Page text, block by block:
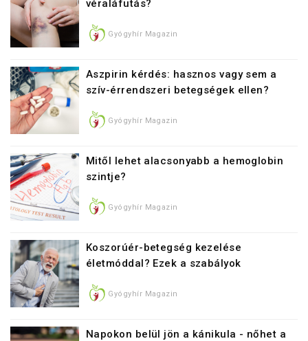
véraláfutás?
Gyógyhír Magazin
Aszpirin kérdés: hasznos vagy sem a
szív-érrendszeri betegségek ellen?
Gyógyhír Magazin
Mitől lehet alacsonyabb a hemoglobin
szintje?
Gyógyhír Magazin
Koszorúér-betegség kezelése
életmóddal? Ezek a szabályok
Gyógyhír Magazin
Napokon belül jön a kánikula - nőhet a